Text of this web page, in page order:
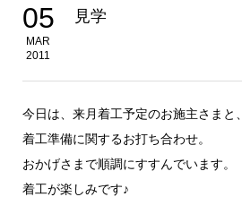
05
MAR
2011
見学
今日は、来月着工予定のお施主さまと、
着工準備に関するお打ち合わせ。
おかげさまで順調にすすんでいます。
着工が楽しみです♪